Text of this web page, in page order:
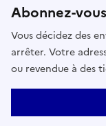
Abonnez-
Vous décidez des
arrêter. Votre
ou revendue à des